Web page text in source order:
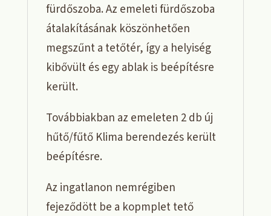
fürdőszoba. Az emeleti fürdőszoba
átalakításának köszönhetően
megszűnt a tetőtér, így a helyiség
kibővült és egy ablak is beépítésre
került.
Továbbiakban az emeleten 2 db új
hűtő/fűtő Klima berendezés került
beépítésre.
Az ingatlanon nemrégiben
fejeződött be a kopmplet tető